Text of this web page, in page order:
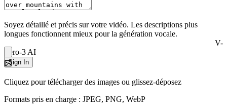
V-
Zero-3 AI
Sign In
Soyez détaillé et précis sur votre vidéo. Les descriptions plus
longues fonctionnent mieux pour la génération vocale.
Cliquez pour télécharger des images ou glissez-déposez
Formats pris en charge : JPEG, PNG, WebP